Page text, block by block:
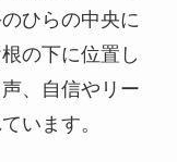
ひらの中央に
の下に位置し
、自信やリー
います。